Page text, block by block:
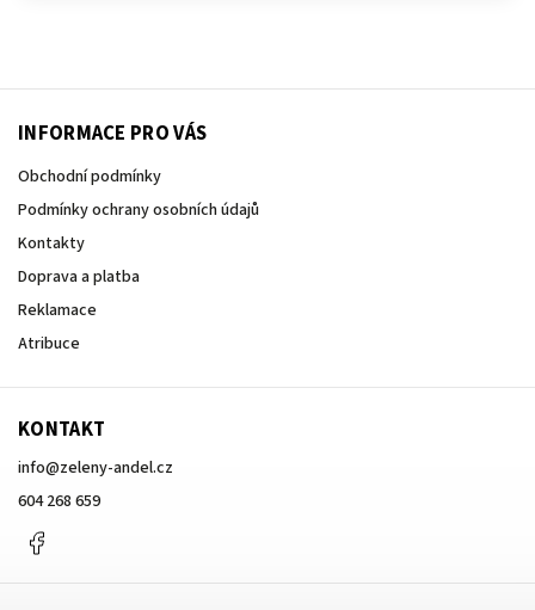
INFORMACE PRO VÁS
Obchodní podmínky
Podmínky ochrany osobních údajů
Kontakty
Doprava a platba
Reklamace
Atribuce
KONTAKT
info@zeleny-andel.cz
604 268 659